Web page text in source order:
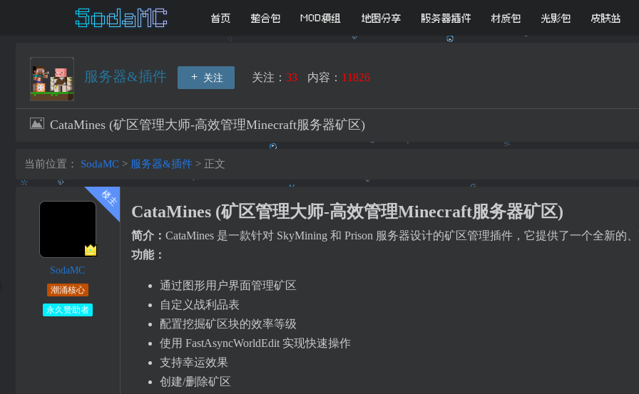
首页 整合包 MOD模组 地图分享 服务器插件 材质包 光影包 皮肤站
服务器&插件 关注 关注： 33 内容： 11826
CataMines (矿区管理大师-高效管理Minecraft服务器矿区)
当前位置： SodaMC > 服务器&插件 > 正文
SodaMC
潮涌核心
永久赞助者
CataMines (矿区管理大师-高效管理Minecraft服务器矿区)
简介： CataMines 是一款针对 SkyMining 和 Prison 服务器设计的矿区管理插件，它提供了一个全新的
功能：
通过图形用户界面管理矿区
自定义战利品表
配置挖掘矿区块的效率等级
使用 FastAsyncWorldEdit 实现快速操作
支持幸运效果
创建/删除矿区